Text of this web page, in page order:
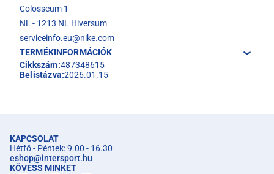
Colosseum 1
NL - 1213 NL Hiversum
serviceinfo.eu@nike.com
TERMÉKINFORMÁCIÓK
Cikkszám:487348615
Belistázva:2026.01.15
KAPCSOLAT
Hétfő - Péntek: 9.00 - 16.30
eshop@intersport.hu
KÖVESS MINKET